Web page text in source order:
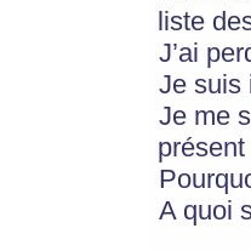
liste
J’ai
Je suis
Je me
présent
A quoi